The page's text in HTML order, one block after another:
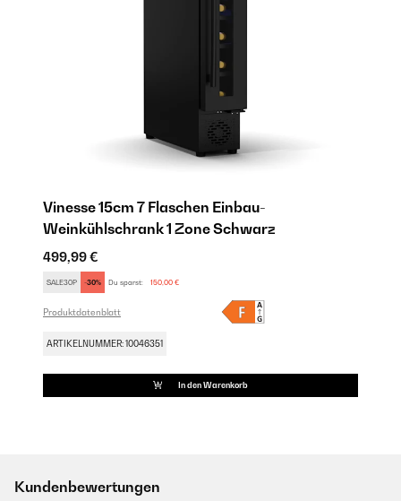
Vinesse 15cm 7 Flaschen Einbau-
Weinkühlschrank 1 Zone Schwarz
499,99 €
SALE30P -30% Du sparst: 150,00 €
Produktdatenblatt
ARTIKELNUMMER: 10046351
In den Warenkorb
Kundenbewertungen